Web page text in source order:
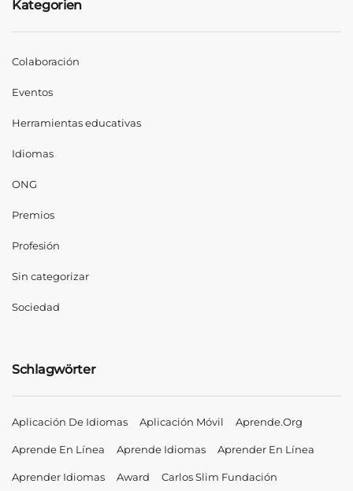
Kategorien
Colaboración
Eventos
Herramientas educativas
Idiomas
ONG
Premios
Profesión
Sin categorizar
Sociedad
Schlagwörter
Aplicación De Idiomas Aplicación Móvil Aprende.org
Aprende En Línea Aprende Idiomas Aprender En Línea
Aprender Idiomas Award Carlos Slim Fundación